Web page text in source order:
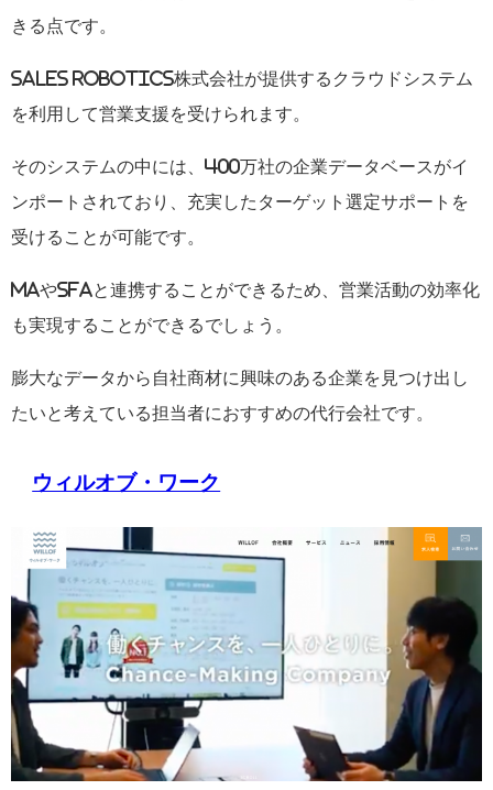
きる点です。
SALES ROBOTICS株式会社が提供するクラウドシステム
を利用して営業支援を受けられます。
そのシステムの中には、 400万社の企業データベースがイ
ンポートされており、充実したターゲット選定サポートを
受けることが可能です。
MAやSFA と連携することができるため、営業活動の効率化
も実現することができるでしょう。
膨大なデータから自社商材に興味のある企業を見つけ出し
たいと考えている担当者におすすめの代行会社です。
ウィルオブ・ワーク